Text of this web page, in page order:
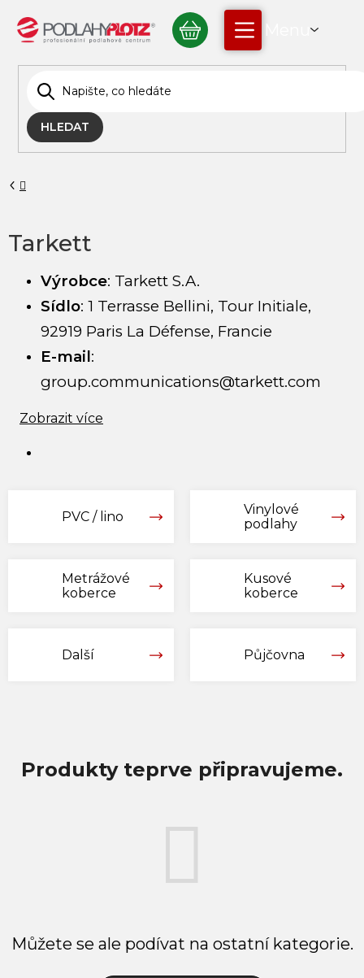
obsah
HLEDAT
NÁKUPNÍ
KOŠÍK
Tarkett
Výrobce: Tarkett S.A.
Sídlo: 1 Terrasse Bellini, Tour Initiale,
92919 Paris La Défense, Francie
E-mail:
group.communications@tarkett.com
Zobrazit více
PVC / lino
Vinylové
podlahy
Metrážové
koberce
Kusové
koberce
Další Půjčovna
Produkty teprve připravujeme.
Můžete se ale podívat na ostatní kategorie.